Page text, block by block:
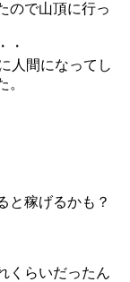
ので山頂に行っ
・
人間になってし
。
と稼げるかも？
くらいだったん